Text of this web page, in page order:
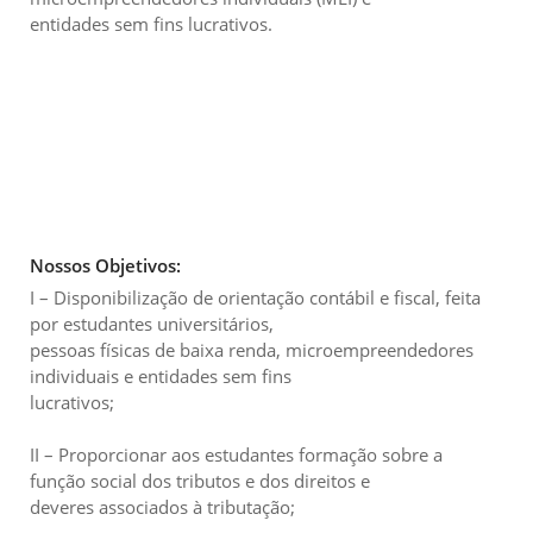
entidades sem fins lucrativos.
Nossos Objetivos:
I – Disponibilização de orientação contábil e fiscal, feita
por estudantes universitários,
pessoas físicas de baixa renda, microempreendedores
individuais e entidades sem fins
lucrativos;
II – Proporcionar aos estudantes formação sobre a
função social dos tributos e dos direitos e
deveres associados à tributação;